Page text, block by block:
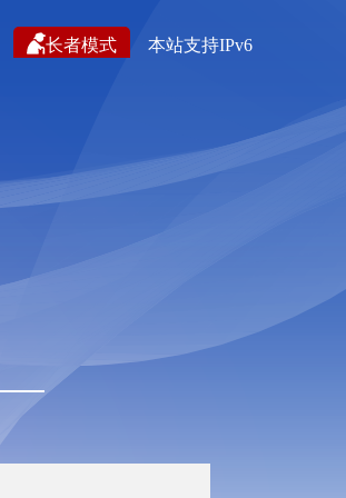
长者模式 本站支持IPv6